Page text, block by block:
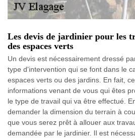
Les devis de jardinier pour les
des espaces verts
Un devis est nécessairement dressé
type d'intervention qui se font dans le
espaces verts ou des jardins. En fait,
informations venant de vous qui êtes
le type de travail qui va être effectué.
demander la dimension du terrain à
que vous serez prêt à allouer aux
demandée par le jardinier. Il est